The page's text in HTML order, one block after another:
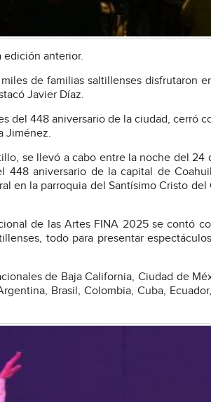
edición anterior.
de familias saltillenses disfrutaron
Javier Díaz.
del 448 aniversario de la ciudad, cerró
Jiménez.
se llevó a cabo entre la noche del 24
aniversario de la capital de
en la parroquia del Santísimo Cristo
de las Artes FINA 2025 se contó
todo para presentar
de Baja California, Ciudad de
Brasil, Colombia, Cuba,